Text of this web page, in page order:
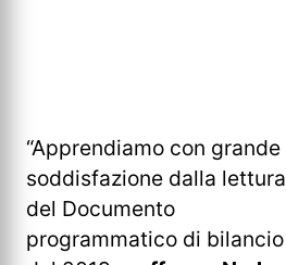
“Apprendiamo con grande
soddisfazione dalla lettura
del Documento
programmatico di bilancio